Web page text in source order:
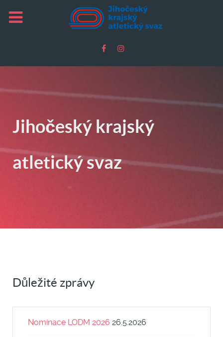
Jihočeský krajský
atletický svaz
Důležité zprávy
Nominace LODM 2026 26.5.2026